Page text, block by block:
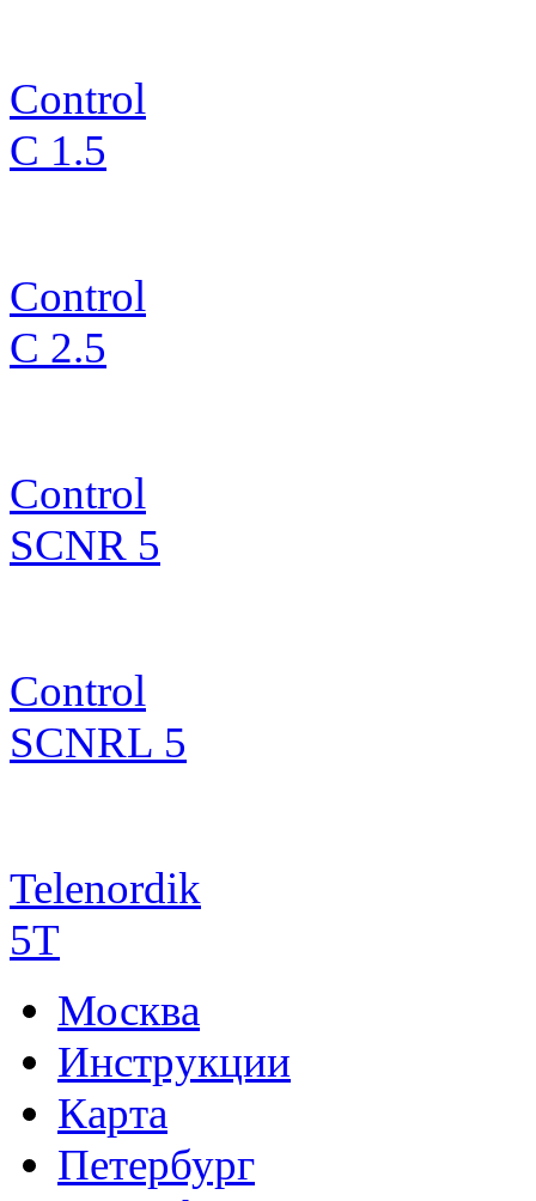
Control
C 1.5
Control
C 2.5
Control
SCNR 5
Control
SCNRL 5
Telenordik
5T
Москва
Инструкции
Карта
Петербург